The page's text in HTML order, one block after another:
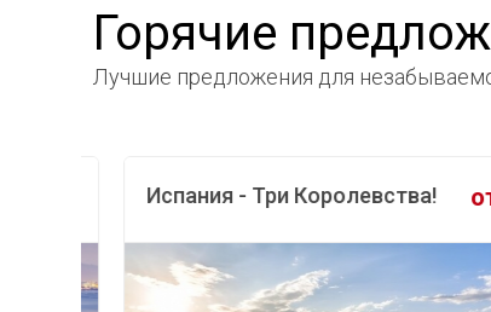
Горячие
Лучшие предложения для
Испания - Три Королевства! от